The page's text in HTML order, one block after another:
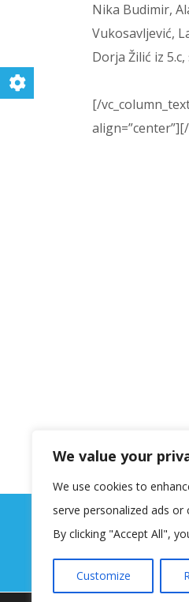
We value your
We use cookies to
serve personalized ads
By clicking "Accept All",
Customize
Nika Budimir,
Vukosavljević,
Dorja Žilić iz
[/